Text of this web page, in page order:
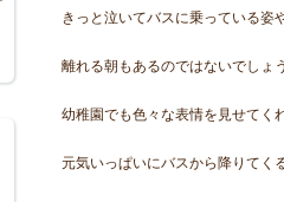
きっと泣いてバスに乗っている姿
離れる朝もあるのではないでしょ
幼稚園でも色々な表情を見せてく
元気いっぱいにバスから降りてく